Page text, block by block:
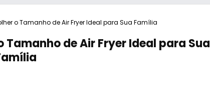
o Tamanho de Air Fryer Ideal para Sua Família
Tamanho de Air Fryer Ideal para Sua